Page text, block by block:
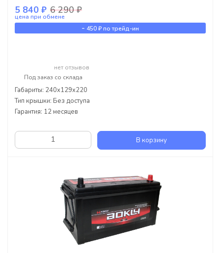
5 840 ₽ 6 290 ₽
цена при обмене
- 450 ₽по трейд-ин
нет отзывов
Под заказ со склада
Габариты: 240x129x220
Тип крышки: Без доступа
Гарантия: 12 месяцев
В корзину